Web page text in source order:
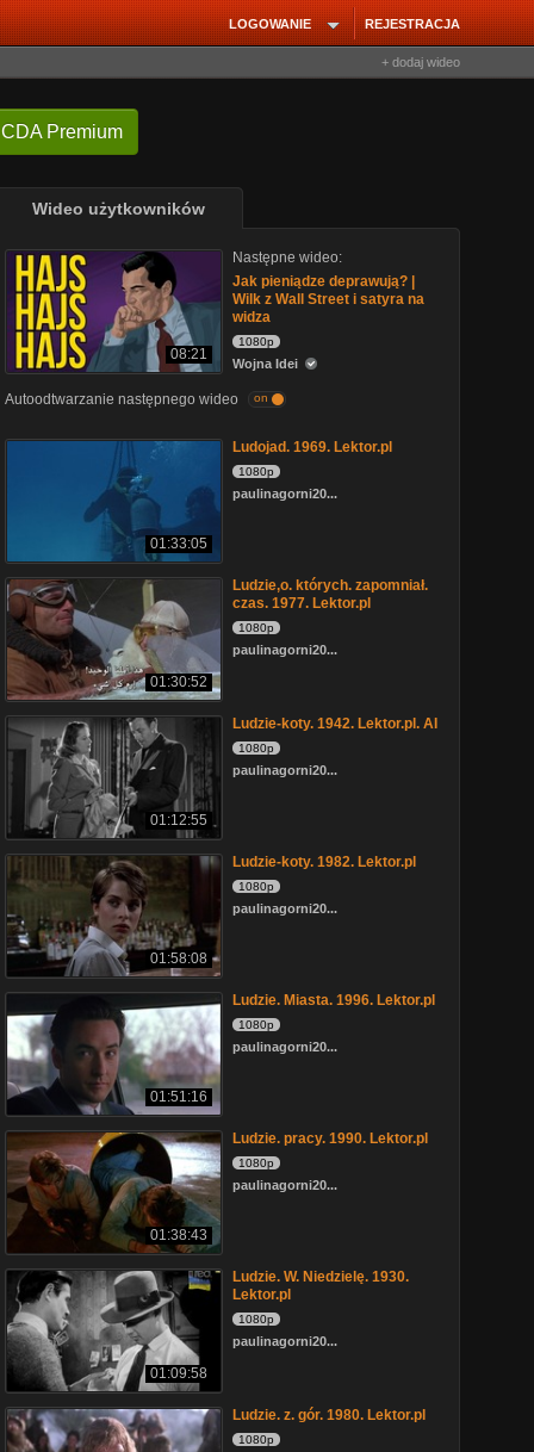
REJESTRACJA
LOGOWANIE
+ dodaj wideo
Premium
Wideo użytkowników
08:21
Następne wideo:
Jak pieniądze deprawują? |
Wilk z Wall Street i satyra na
widza
1080p
Wojna Idei
Autoodtwarzanie następnego wideo on
01:33:05
Ludojad. 1969. Lektor.pl
1080p
paulinagorni20...
01:30:52
Ludzie,o. których. zapomniał.
czas. 1977. Lektor.pl
1080p
paulinagorni20...
01:12:55
Ludzie-koty. 1942. Lektor.pl. AI
1080p
paulinagorni20...
01:58:08
Ludzie-koty. 1982. Lektor.pl
1080p
paulinagorni20...
01:51:16
Ludzie. Miasta. 1996. Lektor.pl
1080p
paulinagorni20...
01:38:43
Ludzie. pracy. 1990. Lektor.pl
1080p
paulinagorni20...
01:09:58
Ludzie. W. Niedzielę. 1930.
Lektor.pl
1080p
paulinagorni20...
Ludzie. z. gór. 1980. Lektor.pl
1080p